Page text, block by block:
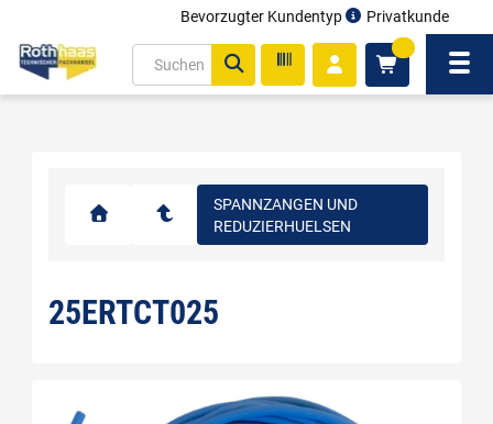
Bevorzugter Kundentyp Privatkunde
SPANNZANGEN UND
REDUZIERHUELSEN
25ERTCT025